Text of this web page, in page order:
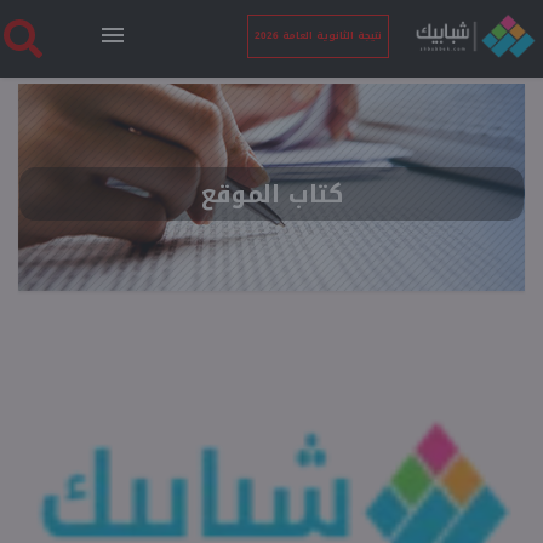
نتيجة الثانوية العامة 2026
الرئيسية
نتيجة الثانوية العامة 2026
أخبار ساخنة
بوابة الطلبة
ملفات
كتاب الموقع